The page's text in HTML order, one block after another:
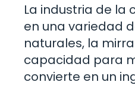
La industria de la
en una variedad
naturales, la
capacidad para
convierte en un